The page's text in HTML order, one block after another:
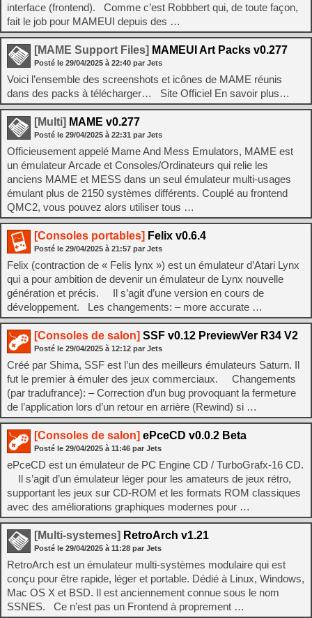
interface (frontend). Comme c’est Robbbert qui, de toute façon,
fait le job pour MAMEUI depuis des …
[MAME Support Files] MAMEUI Art Packs v0.277
Posté le 29/04/2025 à 22:40 par Jets
Voici l’ensemble des screenshots et icônes de MAME réunis
dans des packs à télécharger… Site Officiel En savoir plus…
[Multi] MAME v0.277
Posté le 29/04/2025 à 22:31 par Jets
Officieusement appelé Mame And Mess Emulators, MAME est
un émulateur Arcade et Consoles/Ordinateurs qui relie les
anciens MAME et MESS dans un seul émulateur multi-usages
émulant plus de 2150 systèmes différents. Couplé au frontend
QMC2, vous pouvez alors utiliser tous …
[Consoles portables] Felix v0.6.4
Posté le 29/04/2025 à 21:57 par Jets
Felix (contraction de « Felis lynx ») est un émulateur d’Atari Lynx
qui a pour ambition de devenir un émulateur de Lynx nouvelle
génération et précis. Il s’agit d’une version en cours de
développement. Les changements: – more accurate …
[Consoles de salon] SSF v0.12 PreviewVer R34 V2
Posté le 29/04/2025 à 12:12 par Jets
Créé par Shima, SSF est l’un des meilleurs émulateurs Saturn. Il
fut le premier à émuler des jeux commerciaux. Changements
(par tradufrance): – Correction d’un bug provoquant la fermeture
de l’application lors d’un retour en arrière (Rewind) si …
[Consoles de salon] ePceCD v0.0.2 Beta
Posté le 29/04/2025 à 11:46 par Jets
ePceCD est un émulateur de PC Engine CD / TurboGrafx-16 CD.
Il s’agit d’un émulateur léger pour les amateurs de jeux rétro,
supportant les jeux sur CD-ROM et les formats ROM classiques
avec des améliorations graphiques modernes pour …
[Multi-systemes] RetroArch v1.21
Posté le 29/04/2025 à 11:28 par Jets
RetroArch est un émulateur multi-systèmes modulaire qui est
conçu pour être rapide, léger et portable. Dédié à Linux, Windows,
Mac OS X et BSD. Il est anciennement connue sous le nom
SSNES. Ce n’est pas un Frontend à proprement …